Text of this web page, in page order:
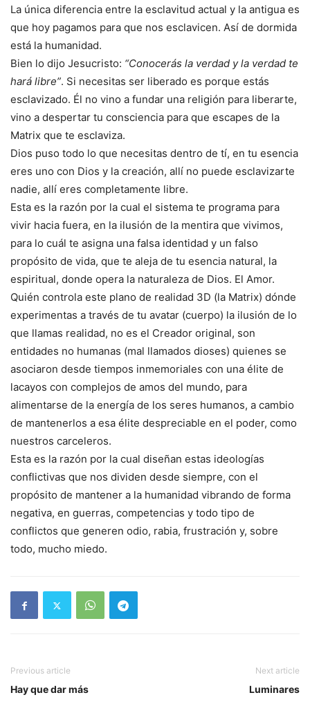
La única diferencia entre la esclavitud actual y la antigua es
que hoy pagamos para que nos esclavicen. Así de dormida
está la humanidad.
Bien lo dijo Jesucristo: “Conocerás la verdad y la verdad te
hará libre”. Si necesitas ser liberado es porque estás
esclavizado. Él no vino a fundar una religión para liberarte,
vino a despertar tu consciencia para que escapes de la
Matrix que te esclaviza.
Dios puso todo lo que necesitas dentro de tí, en tu esencia
eres uno con Dios y la creación, allí no puede esclavizarte
nadie, allí eres completamente libre.
Esta es la razón por la cual el sistema te programa para
vivir hacia fuera, en la ilusión de la mentira que vivimos,
para lo cuál te asigna una falsa identidad y un falso
propósito de vida, que te aleja de tu esencia natural, la
espiritual, donde opera la naturaleza de Dios. El Amor.
Quién controla este plano de realidad 3D (la Matrix) dónde
experimentas a través de tu avatar (cuerpo) la ilusión de lo
que llamas realidad, no es el Creador original, son
entidades no humanas (mal llamados dioses) quienes se
asociaron desde tiempos inmemoriales con una élite de
lacayos con complejos de amos del mundo, para
alimentarse de la energía de los seres humanos, a cambio
de mantenerlos a esa élite despreciable en el poder, como
nuestros carceleros.
Esta es la razón por la cual diseñan estas ideologías
conflictivas que nos dividen desde siempre, con el
propósito de mantener a la humanidad vibrando de forma
negativa, en guerras, competencias y todo tipo de
conflictos que generen odio, rabia, frustración y, sobre
todo, mucho miedo.
Previous article
Hay que dar más
Next article
Luminares